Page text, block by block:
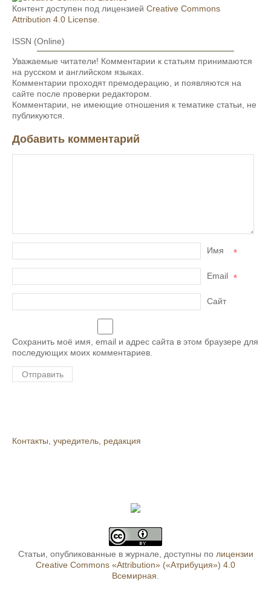
Контент доступен под лицензией Creative Commons
Attribution 4.0 License.
ISSN (Online)
Уважаемые читатели! Комментарии к статьям принимаются
на русском и английском языках.
Комментарии проходят премодерацию, и появляются на
сайте после проверки редактором.
Комментарии, не имеющие отношения к тематике статьи, не
публикуются.
Добавить комментарий
Имя *
Email *
Сайт
Сохранить моё имя, email и адрес сайта в этом браузере для
последующих моих комментариев.
Контакты, учредитель, редакция
Статьи, опубликованные в журнале, доступны по лицензии
Creative Commons «Attribution» («Атрибуция») 4.0
Всемирная.